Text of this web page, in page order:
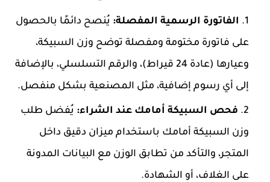
الفاتورة الرسمية المفصلة: يُنصح دائمًا بالحصول
على فاتورة مختومة ومفصلة توضح وزن السبيكة،
وعيارها (عادة 24 قيراط)، والرقم التسلسلي، بالإضافة
إلى أي رسوم إضافية، مثل المصنعية بشكل منفصل.
فحص السبيكة أمامك عند الشراء: يُفضل طلب
وزن السبيكة أمامك باستخدام ميزان دقيق داخل
المتجر، والتأكد من تطابق الوزن مع البيانات المدونة
على الغلاف، أو الشهادة.